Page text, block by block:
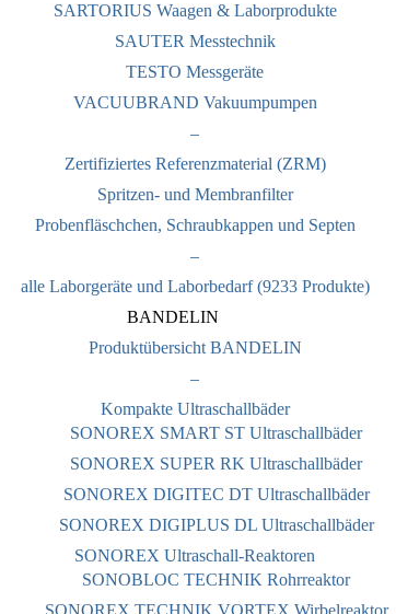
SARTORIUS Waagen & Laborprodukte
SAUTER Messtechnik
TESTO Messgeräte
VACUUBRAND Vakuumpumpen
–
Zertifiziertes Referenzmaterial (ZRM)
Spritzen- und Membranfilter
Probenfläschchen, Schraubkappen und Septen
–
alle Laborgeräte und Laborbedarf (9233 Produkte)
BANDELIN
Produktübersicht BANDELIN
–
Kompakte Ultraschallbäder
SONOREX SMART ST Ultraschallbäder
SONOREX SUPER RK Ultraschallbäder
SONOREX DIGITEC DT Ultraschallbäder
SONOREX DIGIPLUS DL Ultraschallbäder
SONOREX Ultraschall-Reaktoren
SONOBLOC TECHNIK Rohrreaktor
SONOREX TECHNIK VORTEX Wirbelreaktor